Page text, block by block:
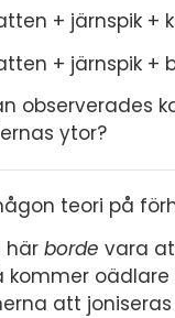
+ järnspik +
+ järnspik +
observerades
ytor?
teori på
här borde vara
kommer
att